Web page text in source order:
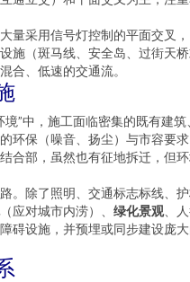
量采用信号灯控制的平面交叉
施（斑马线、安全岛、过街天
合、低速的交通流。
境”中，施工面临密集的既有建筑
环保（噪音、扬尘）与市容要
合部，虽然也有征地拆迁，但
。除了照明、交通标志标线、
（应对城市内涝）、 绿化景观、
碍设施，并预埋或同步建设庞